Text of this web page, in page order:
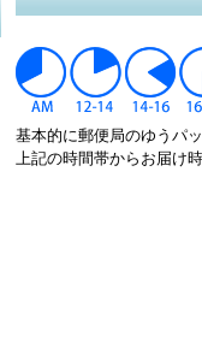
基本的に郵便局のゆうパ
上記の時間帯からお届け